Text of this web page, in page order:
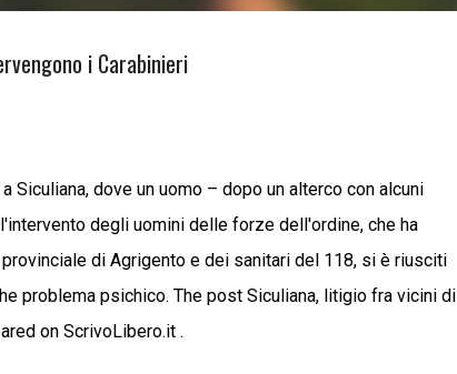
i Carabinieri
Siculiana, dove un uomo – dopo un alterco con alcuni
degli uomini delle forze dell'ordine, che ha
di Agrigento e dei sanitari del 118, si è riusciti
problema psichico. The post Siculiana, litigio fra vicini di
on ScrivoLibero.it .